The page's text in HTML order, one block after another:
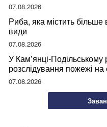
07.08.2026
Риба, яка містить більше
види
07.08.2026
У Кам’янці-
розслідування пожежі на
07.08.2026